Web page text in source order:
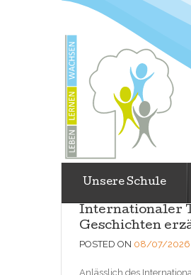
Unsere Schule
Internationaler
Geschichten
POSTED ON 08/07/2026
Anlässlich des